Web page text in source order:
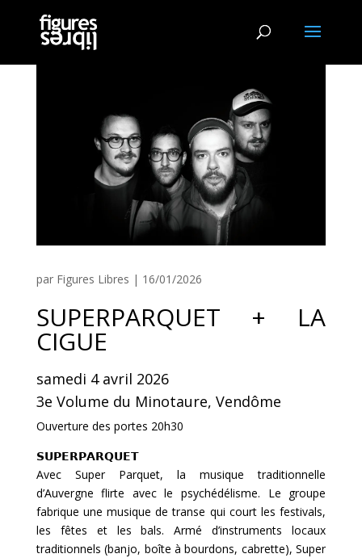
par Figures Libres | 16/01/2026
SUPERPARQUET + LA
CIGUE
samedi 4 avril 2026
3e Volume du Minotaure, Vendôme
Ouverture des portes 20h30
𝗦𝗨𝗣𝗘𝗥𝗣𝗔𝗥𝗤𝗨𝗘𝗧
Avec Super Parquet, la musique traditionnelle
d’Auvergne flirte avec le psychédélisme. Le groupe
fabrique une musique de transe qui court les festivals,
les fêtes et les bals. Armé d’instruments locaux
traditionnels (banjo, boîte à bourdons, cabrette), Super